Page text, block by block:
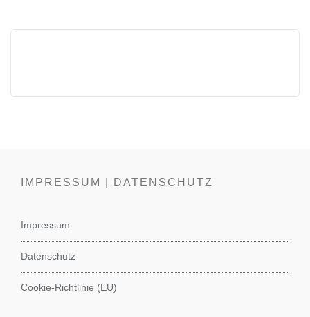
IMPRESSUM | DATENSCHUTZ
Impressum
Datenschutz
Cookie-Richtlinie (EU)